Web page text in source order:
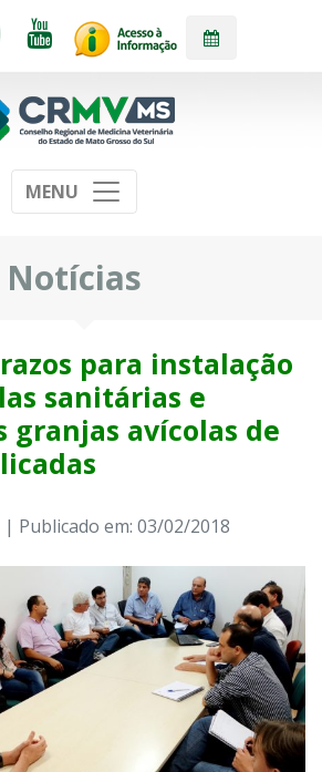
MENU
Notícias
para instalação
sanitárias e
granjas avícolas de
| Publicado em: 03/02/2018